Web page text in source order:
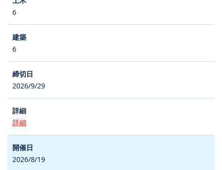
6
6
2026/9/29
詳細
2026/8/19